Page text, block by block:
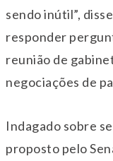
sendo inútil”,
responder
reunião de
negociações de
Indagado sobre
proposto pelo